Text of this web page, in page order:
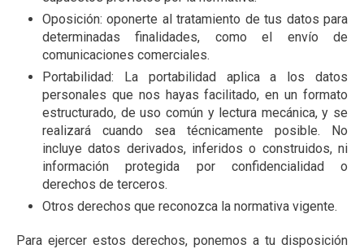
Oposición: oponerte al tratamiento de tus datos para
determinadas finalidades, como el envío de
comunicaciones comerciales.
Portabilidad: La portabilidad aplica a los datos
personales que nos hayas facilitado, en un formato
estructurado, de uso común y lectura mecánica, y se
realizará cuando sea técnicamente posible. No
incluye datos derivados, inferidos o construidos, ni
información protegida por confidencialidad o
derechos de terceros.
Otros derechos que reconozca la normativa vigente.
Para ejercer estos derechos, ponemos a tu disposición